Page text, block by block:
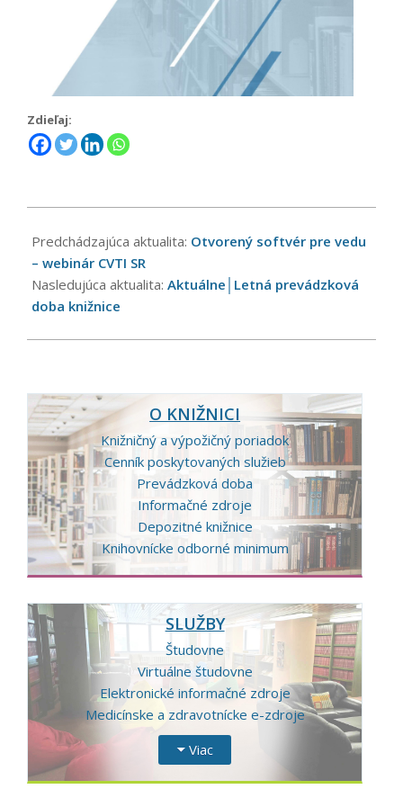
Zdieľaj:
06-
21
Predchádzajúca aktualita: Otvorený softvér pre vedu
– webinár CVTI SR
Nasledujúca aktualita: Aktuálne│Letná prevádzková
doba knižnice
O KNIŽNICI
Knižničný a výpožičný poriadok
Cenník poskytovaných služieb
Prevádzková doba
Informačné zdroje
Depozitné knižnice
Knihovnícke odborné minimum
SLUŽBY
Študovne
Virtuálne študovne
Elektronické informačné zdroje
Medicínske a zdravotnícke e-zdroje
Viac